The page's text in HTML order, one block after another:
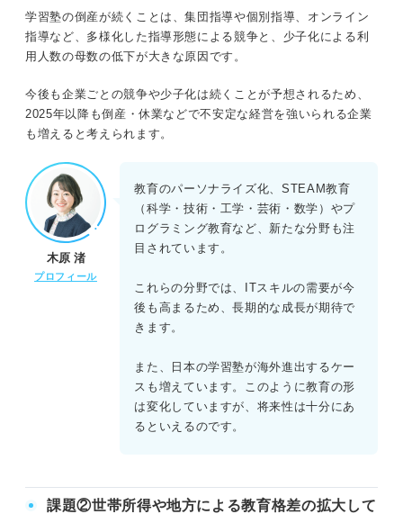
学習塾の倒産が続くことは、集団指導や個別指導、オンライン
指導など、多様化した指導形態による競争と、少子化による利
用人数の母数の低下が大きな原因です。
今後も企業ごとの競争や少子化は続くことが予想されるため、
2025年以降も倒産・休業などで不安定な経営を強いられる企業
も増えると考えられます。
木原 渚
プロフィール
教育のパーソナライズ化、STEAM教育
（科学・技術・工学・芸術・数学）やプ
ログラミング教育など、新たな分野も注
目されています。
これらの分野では、ITスキルの需要が今
後も高まるため、長期的な成長が期待で
きます。
また、日本の学習塾が海外進出するケー
スも増えています。このように教育の形
は変化していますが、将来性は十分にあ
るといえるのです。
課題②世帯所得や地方による教育格差の拡大して